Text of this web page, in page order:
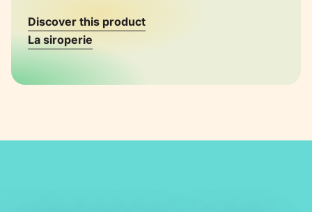
Discover this product
La siroperie